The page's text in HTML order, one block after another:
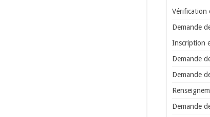
Vérification
Demande
Inscription
Demande
Demande
Demande